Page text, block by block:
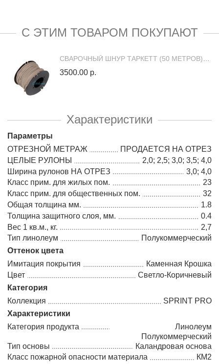
С ЭТИМ ТОВАРОМ ПОКУПАЮТ
3500.00 р.
Характеристики
Параметры
ОТРЕЗНОЙ МЕТРАЖ
ПРОДАЕТСЯ НА ОТРЕЗ
ЦЕЛЫЕ РУЛОНЫ
2,0; 2,5; 3,0; 3,5; 4,0
Ширина рулонов НА ОТРЕЗ
3,0; 4,0
Класс прим. для жилых пом.
23
Класс прим. для общественных пом.
32
Общая толщина мм.
1.8
Толщина защитного слоя, мм.
0.4
Вес 1 кв.м., кг.
2,7
Тип линолеум
Полукоммерческий
Оттенок цвета
Имитация покрытия
Каменная Крошка
Цвет
Светло-Коричневый
Категория
Коллекция
SPRINT PRO
Характеристики
Категория продукта
Линолеум
Полукоммерческий
Тип основы
Каландровая основа
Класс пожарной опасности материала
КМ2